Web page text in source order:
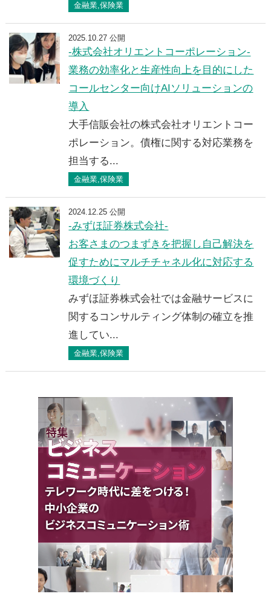
金融業,保険業
2025.10.27 公開
-株式会社オリエントコーポレーション-
業務の効率化と生産性向上を目的にした
コールセンター向けAIソリューションの
導入
大手信販会社の株式会社オリエントコー
ポレーション。債権に関する対応業務を
担当する...
金融業,保険業
2024.12.25 公開
-みずほ証券株式会社-
お客さまのつまずきを把握し自己解決を
促すためにマルチチャネル化に対応する
環境づくり
みずほ証券株式会社では金融サービスに
関するコンサルティング体制の確立を推
進してい...
金融業,保険業